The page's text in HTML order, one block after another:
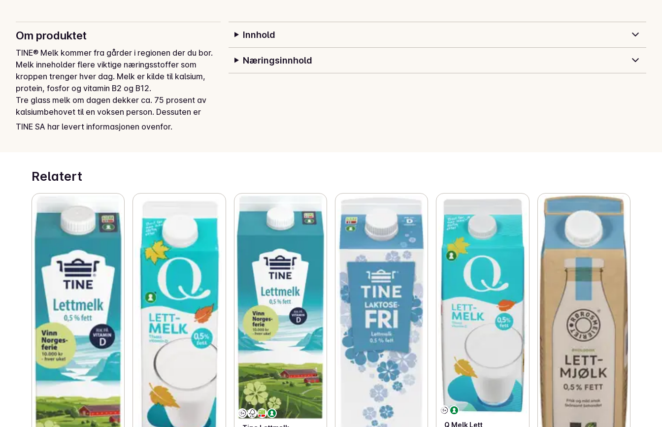
Om produktet
TINE® Melk kommer fra gårder i regionen der du bor.
Melk inneholder flere viktige næringsstoffer som
kroppen trenger hver dag. Melk er kilde til kalsium,
protein, fosfor og vitamin B2 og B12.
Tre glass melk om dagen dekker ca. 75 prosent av
kalsiumbehovet til en voksen person. Dessuten er
melk en viktig kilde til jod i det norske kostholdet.
TINE SA har levert informasjonen ovenfor.
Innhold
Næringsinnhold
Relatert
Q Melk Lett